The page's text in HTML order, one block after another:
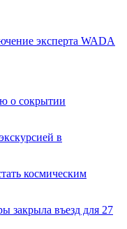
эксперта WADA
о сокрытии
в
космическим
закрыла въезд для 27